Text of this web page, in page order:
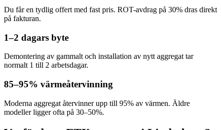
Du får en tydlig offert med fast pris. ROT-avdrag på 30% dras direkt
på fakturan.
1–2 dagars byte
Demontering av gammalt och installation av nytt aggregat tar
normalt 1 till 2 arbetsdagar.
85–95% värmeåtervinning
Moderna aggregat återvinner upp till 95% av värmen. Äldre
modeller ligger ofta på 30–50%.